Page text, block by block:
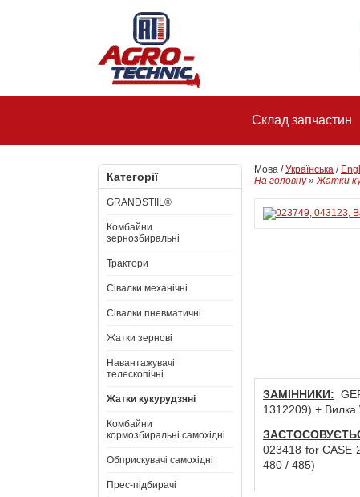
Склад запчастин
Категорії
GRANDSTIIL®
Комбайни
зернозбиральні
Трактори
Сівалки механічні
Сівалки пневматичні
Жатки зернові
Навантажувачі
телескопічні
Жатки кукурудзяні
Комбайни
кормозбиральні самохідні
Обприскувачі самохідні
Прес-підбирачі
Мова /Українська /
На головну»Жатки
ЗАМІННИКИ:
1312209) +
023418 for CASE
480 / 485)